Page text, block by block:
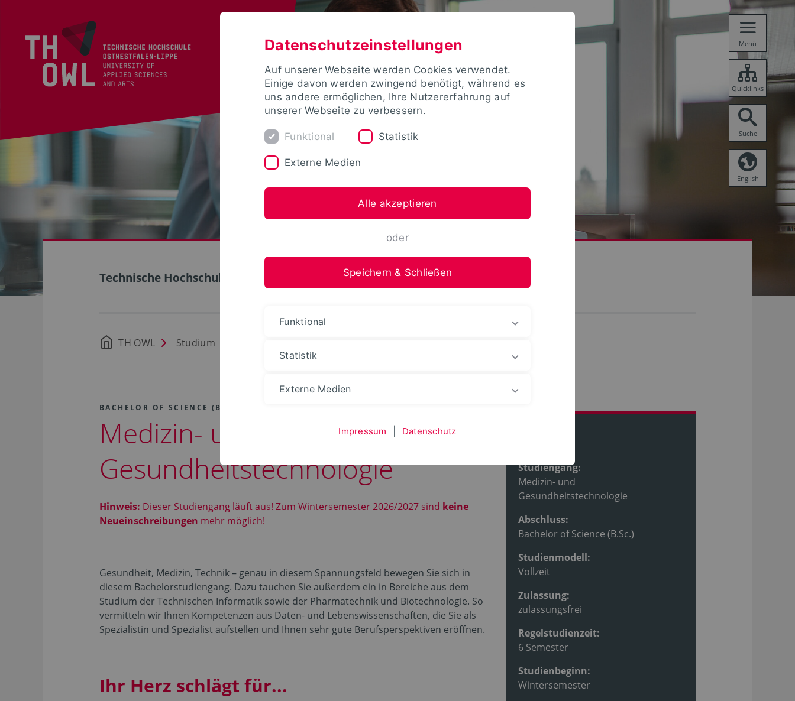
Menü
Quicklinks
Suche
English
Technische Hochschule Ostwestfalen-Lippe
TH OWL Studium
BACHELOR OF SCIENCE (B.SC.)
Medizin- und
Gesundheitstechnologie
Hinweis: Dieser Studiengang läuft aus! Zum Wintersemester 2026/2027 sind keine
Neueinschreibungen mehr möglich!
Gesundheit, Medizin, Technik – genau in diesem Spannungsfeld bewegen Sie sich in
diesem Bachelorstudiengang. Dazu tauchen Sie außerdem ein in Bereiche aus dem
Studium der Technischen Informatik sowie der Pharmatechnik und Biotechnologie. So
vermitteln wir Ihnen Kompetenzen aus Daten- und Lebenswissenschaften, die Sie als
Spezialistin und Spezialist aufstellen und Ihnen sehr gute Berufsperspektiven eröffnen.
Ihr Herz schlägt für...
Studiengang:
Medizin- und
Gesundheitstechnologie
Abschluss:
Bachelor of Science (B.Sc.)
Studienmodell:
Vollzeit
Zulassung:
zulassungsfrei
Regelstudienzeit:
6 Semester
Studienbeginn:
Wintersemester
Datenschutzeinstellungen
Auf unserer Webseite werden Cookies verwendet.
Einige davon werden zwingend benötigt, während es
uns andere ermöglichen, Ihre Nutzererfahrung auf
unserer Webseite zu verbessern.
Funktional Statistik
Externe Medien
Alle akzeptieren
oder
Speichern & Schließen
Funktional
Statistik
Externe Medien
Impressum Datenschutz